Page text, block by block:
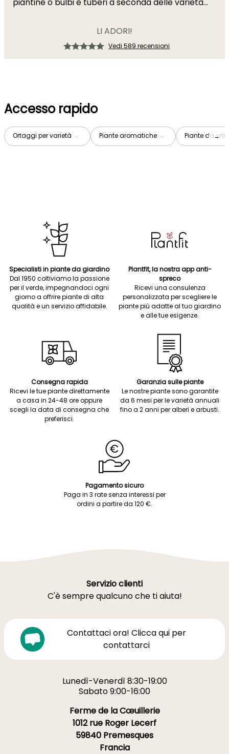
LI ADORI!
Vedi 589 recensioni
Accesso rapido
Ortaggi per varietà Piante aromatiche Piante da orto
→
Specialisti in piante da giardino
Dal 1950 coltiviamo la passione
per il verde, impegnandoci ogni
giorno a offrire piante di alta
qualità e un servizio affidabile.
Plantfit, la nostra app anti-
spreco
Ricevi una consulenza
personalizzata per scegliere le
piante più adatte al tuo giardino
e alle tue esigenze.
Consegna rapida
Ricevi le tue piante direttamente
a casa in 24-48 ore oppure
scegli la data di consegna che
preferisci.
Garanzia sulle piante
Le nostre piante sono garantite
da 6 mesi per le varietà annuali
fino a 2 anni per alberi e arbusti.
Pagamento sicuro
Paga in 3 rate senza interessi per
ordini a partire da 120 €.
Servizio clienti
C'è sempre qualcuno che ti aiuta!
Contattaci ora! Clicca qui per
contattarci
Lunedì-Venerdì 8:30-19:00
Sabato 9:00-16:00
Ferme de la Cœuillerie
1012 rue Roger Lecerf
59840 Premesques
Francia